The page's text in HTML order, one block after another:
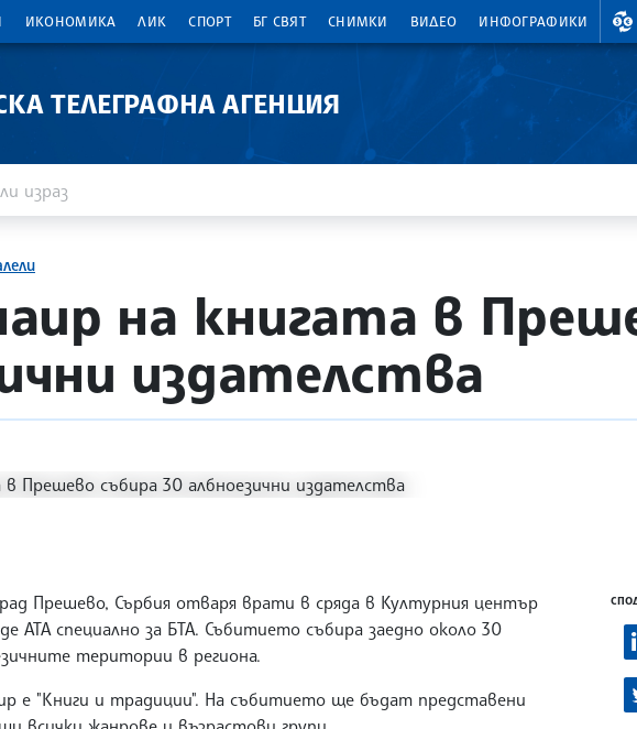
ИКОНОМИКА ЛИК СПОРТ БГ СВЯТ СНИМКИ ВИДЕО ИНФОГРАФИКИ
ТЕЛЕГРАФНА АГЕНЦИЯ
на книгата в
издателства
Прешево, Сърбия отваря врати в сряда в Културния център
АТА специално за БТА. Събитието събира заедно около 30
територии в региона.
е "Книги и традиции". На събитието ще бъдат представени